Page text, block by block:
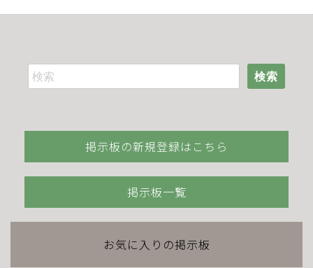
検索
掲示板の新規登録はこちら
掲示板一覧
お気に入りの掲示板